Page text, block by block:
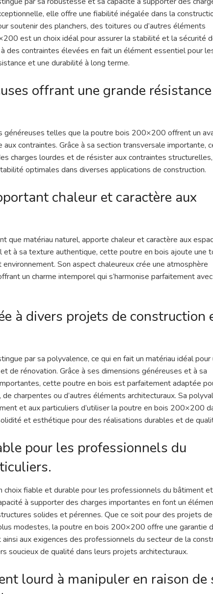
elle offre une fiabilité inégalée dans la
soutenir des planchers, des toitures ou d’autres éléments
est un choix idéal pour assurer la stabilité et la sécurité
des contraintes élevées en fait un élément essentiel pour
et une durabilité à long terme.
offrant une grande résistance
généreuses telles que la poutre bois 200×200 offrent un
contraintes. Grâce à sa section transversale importante,
charges lourdes et de résister aux contraintes structurelles,
optimales dans diverses applications de construction.
chaleur et caractère aux
que matériau naturel, apporte chaleur et caractère aux
et à sa texture authentique, cette poutre en bois ajoute une
Son aspect chaleureux crée une atmosphère
un charme intemporel qui s’harmonise parfaitement avec
à divers projets de construction
par sa polyvalence, ce qui en fait un matériau idéal pour
de rénovation. Grâce à ses dimensions généreuses et à sa
cette poutre en bois est parfaitement adaptée
charpentes ou d’autres éléments architecturaux. Sa
et aux particuliers d’utiliser la poutre en bois 200×200
et esthétique pour des réalisations durables et de
pour les professionnels du
fiable et durable pour les professionnels du bâtiment
à supporter des charges importantes en font un
solides et pérennes. Que ce soit pour des projets de
modestes, la poutre en bois 200×200 offre une garantie
aux exigences des professionnels du secteur de la
soucieux de qualité dans leurs projets architecturaux.
lourd à manipuler en raison de